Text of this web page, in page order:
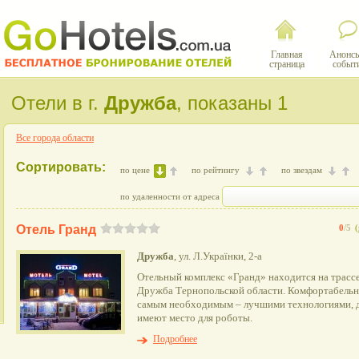
Главная
страница
Отели в г. Дружба, показаны 1
Все города области
Сортировать: по цене по рейтингу по звездам
по удаленности от адреса
0/5 (
Отель Гранд
Дружба, ул. Л.Українки, 2-а
Отельный комплекс «Гранд» находится на
Дружба Тернопольской области.
самым необходимым – лучшими технологиями,
имеют место для роботы.
Подробнее